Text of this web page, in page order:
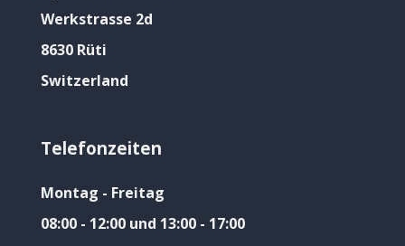
Werkstrasse 2d
8630 Rüti
Switzerland
Telefonzeiten
Montag - Freitag
08:00 - 12:00 und 13:00 - 17:00